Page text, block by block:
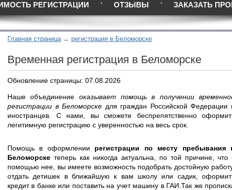
РЕГИСТРАЦИИ ОТЗЫВЫ ЗАКАЗАТЬ
Главная страница регистрация в Беломорске
Временная регистрация в Беломорске
Обновление страницы: 07.08.2026
Наше объединение оказывает помощь в получении
регистрации в Беломорске для граждан Российской Федерации
иностранцев. С нами, вы сможете беспрепятственно
легитимную регистрацию с уверенностью на весь срок.
Помощь в оформлении регистрации по месту пребывания
Беломорске теперь как никогда актуальна, по той причине, что
помощью нее, вы имеете возможность подобрать достойную
отдать детишек в ближайшую к вам школу или садик,
кредит в банке или поставить на учет машину в ГАИ.Так же